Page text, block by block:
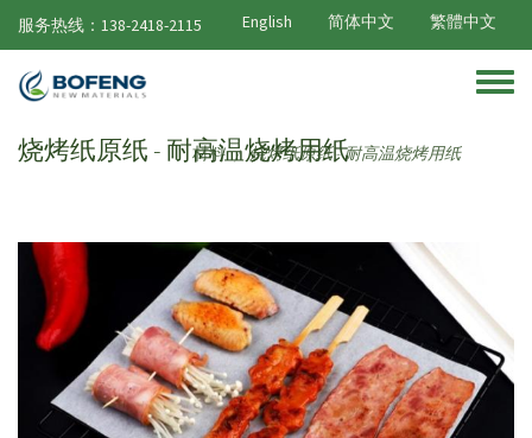
跳转到主要内容
服务热线：138-2418-2115 English 简体中文 繁體中文
Toggle
烧烤纸原纸 - 耐高温烧烤用纸
材料 / 烧烤纸原纸 - 耐高温烧烤用纸